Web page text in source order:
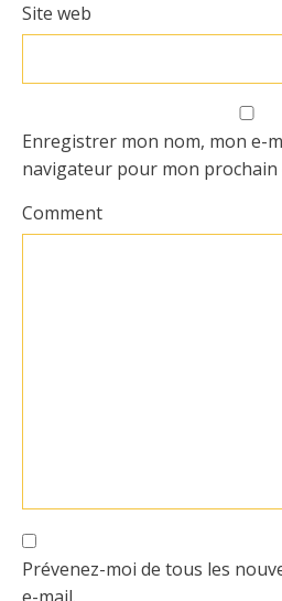
Site web
Enregistrer mon nom, mon e-
navigateur pour mon prochain
Comment
Prévenez-moi de tous les